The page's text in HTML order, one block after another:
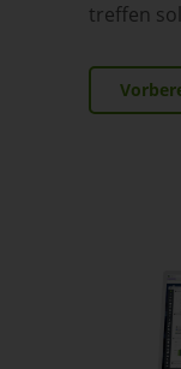
treffen